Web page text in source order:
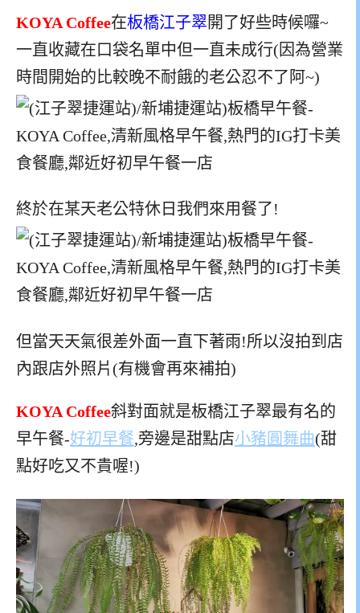
KOYA Coffee在板橋江子翠開了好些時候囉~
一直收藏在口袋名單中但一直未成行(因為營業
時間開始的比較晚不耐餓的老公忍不了阿~)
終於在某天老公特休日我們來用餐了!
但當天天氣很差外面一直下著雨!所以沒拍到店
內跟店外照片(有機會再來補拍)
KOYA Coffee斜對面就是板橋江子翠最有名的
早午餐-好初早餐,旁邊是甜點店小豬圓舞曲(甜
點好吃又不貴喔!)